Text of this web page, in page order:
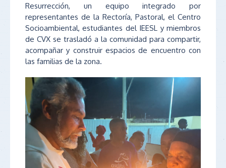
Resurrección, un equipo integrado por
representantes de la Rectoría, Pastoral, el Centro
Socioambiental, estudiantes del IEESL y miembros
de CVX se trasladó a la comunidad para compartir,
acompañar y construir espacios de encuentro con
las familias de la zona.